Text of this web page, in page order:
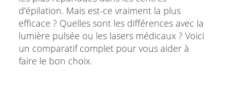
Nd-YAG
IV. Tableau comparatif : IPL vs Laser Diode
vs Laser médical
V. Pourquoi CtrlZ utilise la double longueur
d'épilation. Mais est-ce vraiment la plus
efficace ? Quelles sont les différences avec la
lumière pulsée ou les lasers médicaux ? Voici
un comparatif complet pour vous aider à
faire le bon choix.